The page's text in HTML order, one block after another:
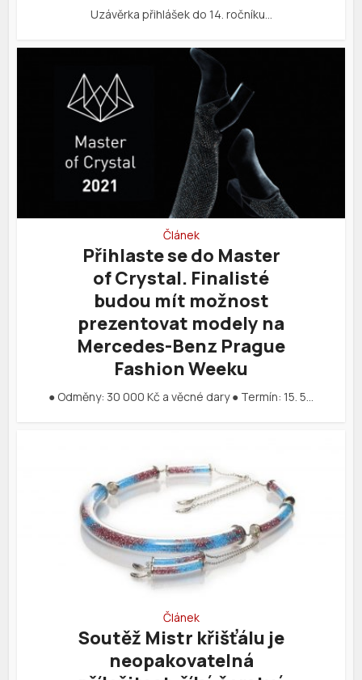
Uzávěrka přihlášek do 14. ročníku…
Článek
Přihlaste se do Master
of Crystal. Finalisté
budou mít možnost
prezentovat modely na
Mercedes-Benz Prague
Fashion Weeku
● Odměny: 30 000 Kč a věcné dary ● Termín: 15. 5…
Článek
Soutěž Mistr křišťálu je
neopakovatelná